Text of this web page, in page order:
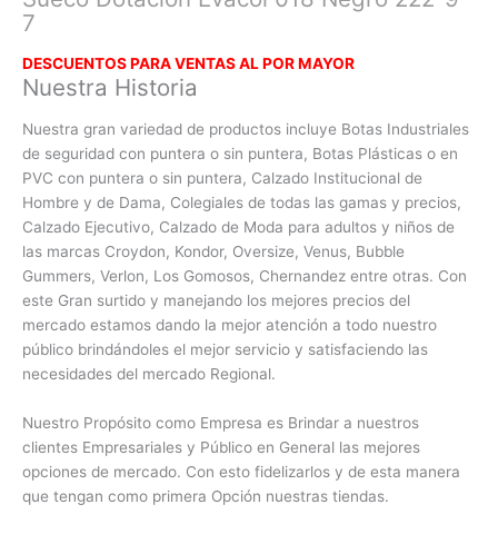
7
DESCUENTOS PARA VENTAS AL POR MAYOR
Nuestra Historia
Nuestra gran variedad de productos incluye Botas Industriales
de seguridad con puntera o sin puntera, Botas Plásticas o en
PVC con puntera o sin puntera, Calzado Institucional de
Hombre y de Dama, Colegiales de todas las gamas y precios,
Calzado Ejecutivo, Calzado de Moda para adultos y niños de
las marcas Croydon, Kondor, Oversize, Venus, Bubble
Gummers, Verlon, Los Gomosos, Chernandez entre otras. Con
este Gran surtido y manejando los mejores precios del
mercado estamos dando la mejor atención a todo nuestro
público brindándoles el mejor servicio y satisfaciendo las
necesidades del mercado Regional.
Nuestro Propósito como Empresa es Brindar a nuestros
clientes Empresariales y Público en General las mejores
opciones de mercado. Con esto fidelizarlos y de esta manera
que tengan como primera Opción nuestras tiendas.